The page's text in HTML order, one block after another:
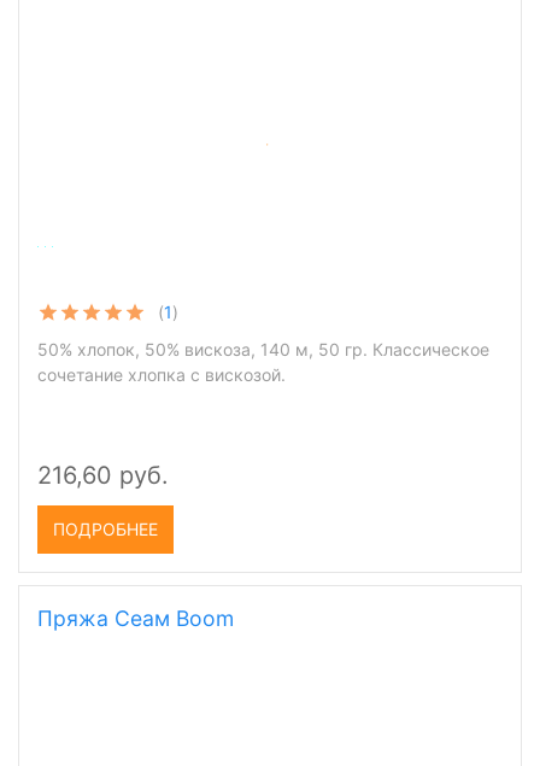
(1)
50% хлопок, 50% вискоза, 140 м, 50 гр. Классическое
сочетание хлопка с вискозой.
216,60 руб.
ПОДРОБНЕЕ
Пряжа Сеам Boom